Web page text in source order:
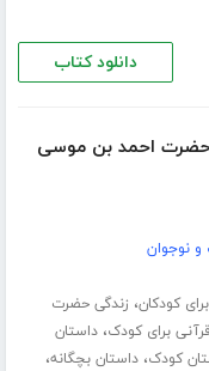
دانلود کتاب
حضرت احمد بن موسی
نوجوان
کودکان، زندگی حضرت
برای کودک،داستان
کودک،داستان بچگانه،